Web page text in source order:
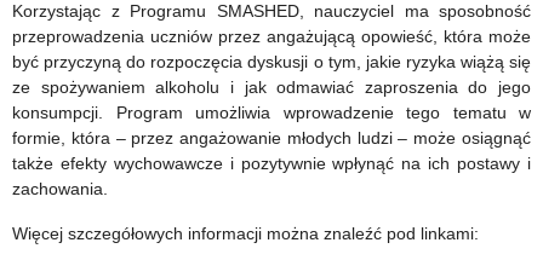
Korzystając z Programu SMASHED, nauczyciel ma sposobność
przeprowadzenia uczniów przez angażującą opowieść, która może
być przyczyną do rozpoczęcia dyskusji o tym, jakie ryzyka wiążą się
ze spożywaniem alkoholu i jak odmawiać zaproszenia do jego
konsumpcji. Program umożliwia wprowadzenie tego tematu w
formie, która – przez angażowanie młodych ludzi – może osiągnąć
także efekty wychowawcze i pozytywnie wpłynąć na ich postawy i
zachowania.
Więcej szczegółowych informacji można znaleźć pod linkami: